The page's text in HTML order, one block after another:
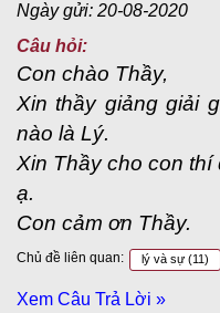
Ngày gửi: 20-08-2020
Câu hỏi:
Con chào Thầy,
Xin thầy giảng giải
nào là Lý.
Xin Thầy cho con
ạ.
Con cảm ơn Thầy.
Chủ đề liên quan: lý và sự (11)
Xem Câu Trả Lời »